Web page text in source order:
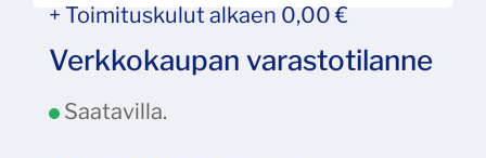
+ Toimituskulut alkaen 0,00 €
Verkkokaupan varastotilanne
Saatavilla.